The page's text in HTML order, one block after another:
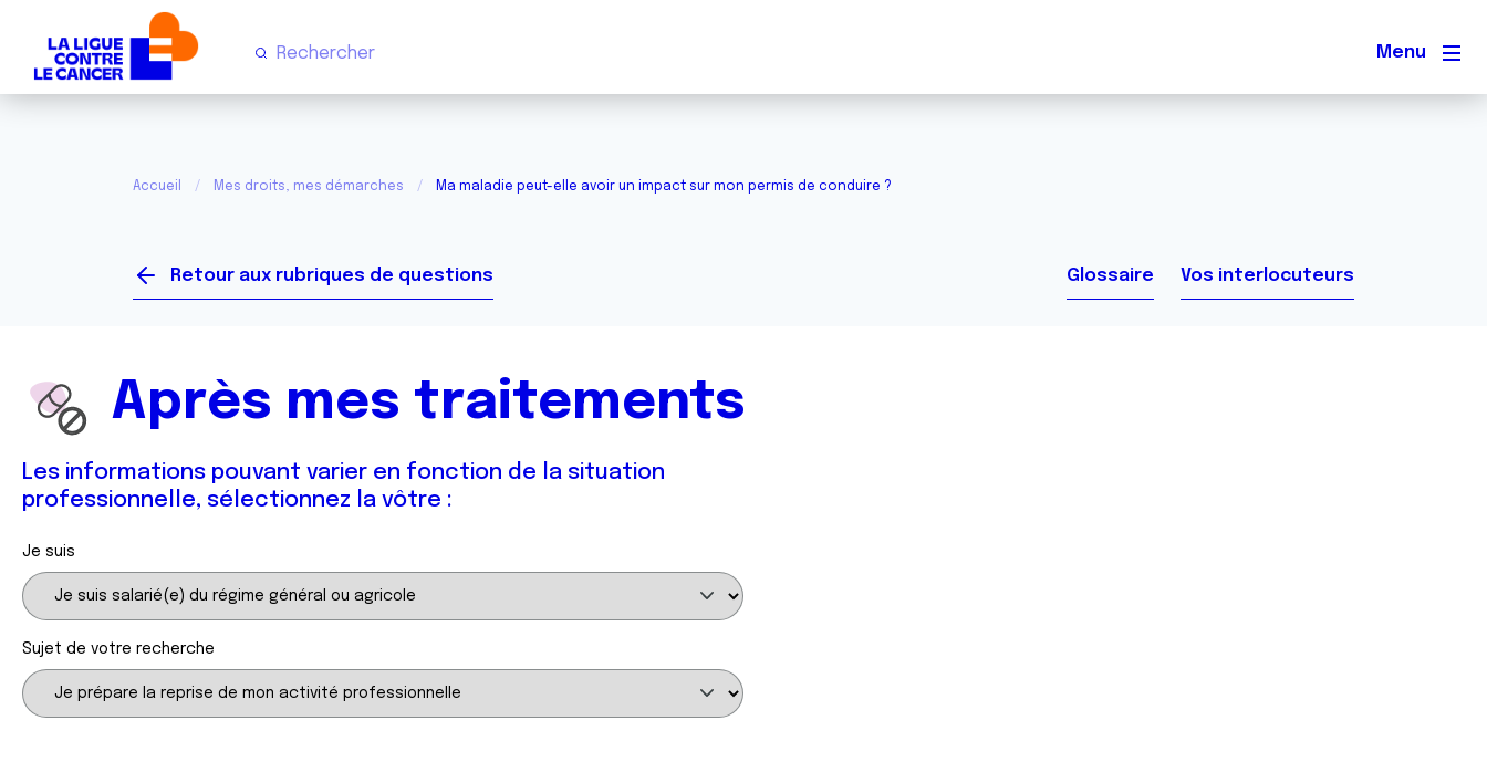
Menu
Accueil Mes droits, mes démarches Ma maladie peut-elle avoir un impact sur mon permis de conduire ?
Retour aux rubriques de questions Glossaire Vos interlocuteurs
Après mes traitements
Les informations pouvant varier en fonction de la situation
professionnelle, sélectionnez la vôtre :
Je suis
Sujet de votre recherche